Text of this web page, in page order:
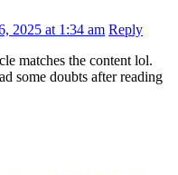
2025 at 1:34 am Reply
matches the content lol.
some doubts after reading